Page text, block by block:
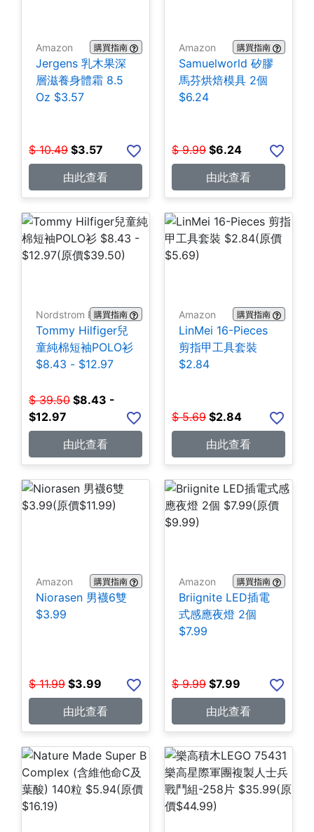
Amazon 購買指南
Jergens 乳木果深
層滋養身體霜 8.5
Oz $3.57
$ 10.49 $3.57
由此查看
Amazon 購買指南
Samuelworld 矽膠
馬芬烘焙模具 2個
$6.24
$ 9.99 $6.24
由此查看
Nordstrom Rack購買指南
Tommy Hilfiger兒
童純棉短袖POLO衫
$8.43 - $12.97
$ 39.50 $8.43 -
$12.97
由此查看
Amazon 購買指南
LinMei 16-Pieces
剪指甲工具套裝
$2.84
$ 5.69 $2.84
由此查看
Amazon 購買指南
Niorasen 男襪6雙
$3.99
$ 11.99 $3.99
由此查看
Amazon 購買指南
Briignite LED插電
式感應夜燈 2個
$7.99
$ 9.99 $7.99
由此查看